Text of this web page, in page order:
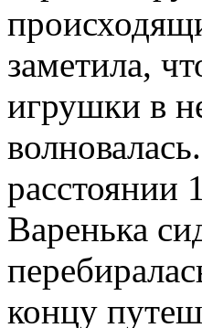
заметила,
игрушки в
расстоянии
Варенька
концу